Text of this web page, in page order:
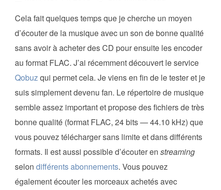
Cela fait quelques temps que je cherche un moyen
d’écouter de la musique avec un son de bonne qualité
sans avoir à acheter des CD pour ensuite les encoder
au format FLAC. J’ai récemment découvert le service
Qobuzqui permet cela. Je viens en fin de le tester et je
suis simplement devenu fan. Le répertoire de musique
semble assez important et propose des fichiers de très
bonne qualité (format FLAC, 24 bits — 44.10 kHz) que
vous pouvez télécharger sans limite et dans différents
formats. Il est aussi possible d’écouter en streaming
selon différents abonnements. Vous pouvez
également écouter les morceaux achetés avec